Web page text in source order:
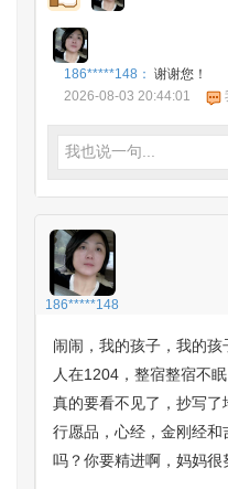
186*****148： 谢谢您！
2026-08-03 20:44:01
我也说一句...
186*****148
闹闹，我的孩子，我的
人在1204，整宿整宿不
真的要看不见了，抄写
行愿品，心经，金刚经
吗？你要精进啊，妈妈很